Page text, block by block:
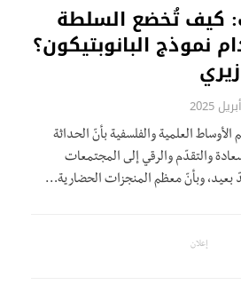
كيف تُخضع السلطة
نموذج البانوبتيكون؟
العلمية والفلسفية بأنّ الحداثة
والتقدّم والرقي إلى المجتمعات
حدّ بعيد، وبأنّ معظم المنجزات الحضارية…
إعلان